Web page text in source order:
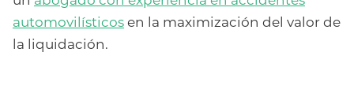
automovilísticos en la maximización del valor de
la liquidación.